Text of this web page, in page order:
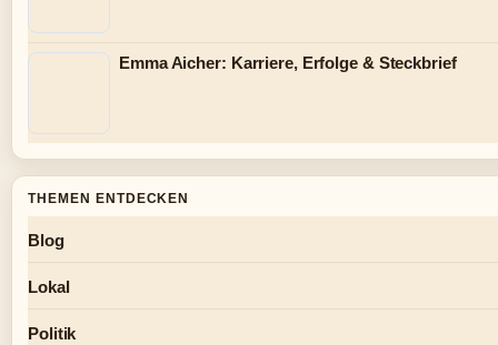
Emma Aicher: Karriere, Erfolge & Steckbrief
THEMEN ENTDECKEN
Blog
Lokal
Politik